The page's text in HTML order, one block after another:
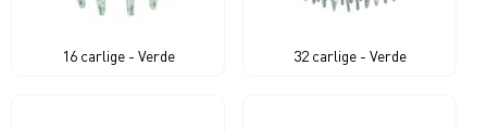
16 carlige - Verde 32 carlige - Verde